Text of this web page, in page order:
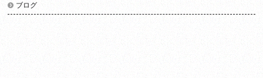
ブログ